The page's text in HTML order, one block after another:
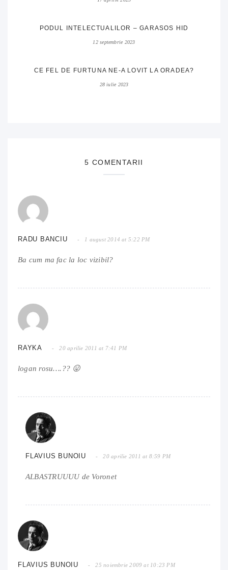
PODUL INTELECTUALILOR – GARASOS HID
12 septembrie 2023
CE FEL DE FURTUNA NE-A LOVIT LA ORADEA?
28 iulie 2023
5 COMENTARII
RADU BANCIU 1 august 2014 at 5:22 PM
Ba cum ma fac la loc vizibil?
RAYKA 20 aprilie 2011 at 7:41 PM
logan rosu….?? 😛
FLAVIUS BUNOIU 20 aprilie 2011 at 8:59 PM
ALBASTRUUUU de Voronet
FLAVIUS BUNOIU 25 noiembrie 2009 at 10:23 PM